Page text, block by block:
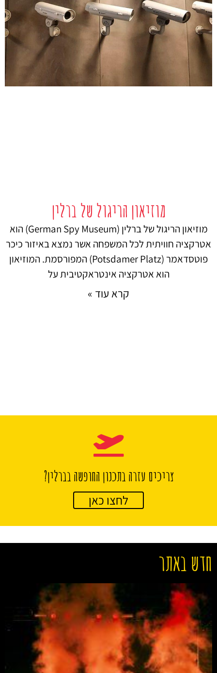
מוזיאון הריגול של ברלין
מוזיאון הריגול של ברלין (German Spy Museum) הוא
אטרקציה חוויתית לכל המשפחה אשר נמצא באיזור כיכר
פוטסדאמר (Potsdamer Platz) המפורסמת. המוזיאון
הוא אטרקציה אינטראקטיבית על
קרא עוד »
צריכים עזרה בתכנון החופשה בברלין?
לחצו כאן
חדש באתר